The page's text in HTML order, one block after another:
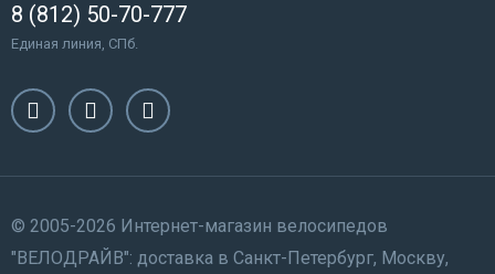
8 (812) 50-70-777
Единая линия, СПб.
© 2005-2026 Интернет-магазин велосипедов
"ВЕЛОДРАЙВ": доставка в Санкт-Петербург, Москву,